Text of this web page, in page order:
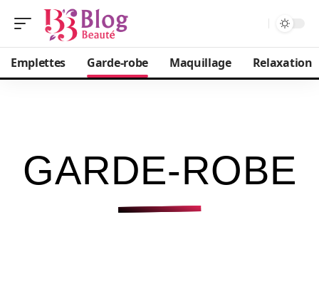
Emplettes Garde-robe Maquillage Relaxation
GARDE-ROBE